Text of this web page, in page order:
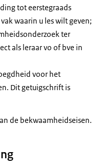
tot eerstegraads
waarin u les wilt geven;
ter
als leraar vo of bve in
voor het
Dit getuigschrift is
de bekwaamheidseisen.